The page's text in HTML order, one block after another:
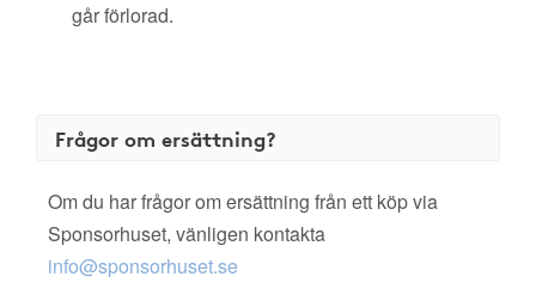
går förlorad.
Frågor om ersättning?
Om du har frågor om ersättning från ett köp via
Sponsorhuset, vänligen kontakta
info@sponsorhuset.se